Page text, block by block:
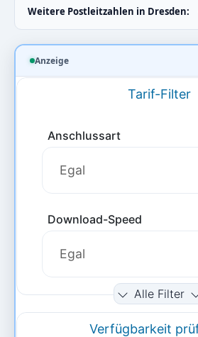
Weitere Postleitzahlen in Dresden:
Anzeige